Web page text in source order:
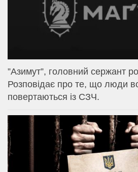
⁨”Азимут”, головний сержант
Розповідає про те, що люди
повертаються із СЗЧ.